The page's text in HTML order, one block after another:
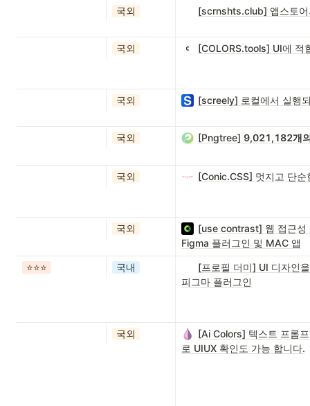
국외 [scrnshts.club] 앱스토어
국외 [COLORS.tools] UI에 적
국외 [screely] 로컬에서 실행
국외 [Pngtree] 9,021,182개
국외 [Conic.CSS] 멋지고 단순
국외
[use contrast] 웹 접근성
Figma 플러그인 및 MAC 앱
⭐️⭐️⭐️ 국내
[프로필 더미] UI 디자인
피그마 플러그인
국외
[Ai Colors] 텍스트 프롬
로 UIUX 확인도 가능 합니다.